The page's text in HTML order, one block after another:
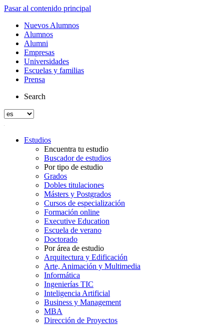
Pasar al contenido principal
Nuevos Alumnos
Alumnos
Alumni
Empresas
Universidades
Escuelas y familias
Prensa
Search
Estudios
Encuentra tu estudio
Buscador de estudios
Por tipo de estudio
Grados
Dobles titulaciones
Másters y Postgrados
Cursos de especialización
Formación online
Executive Education
Escuela de verano
Doctorado
Por área de estudio
Arquitectura y Edificación
Arte, Animación y Multimedia
Informática
Ingenierías TIC
Inteligencia Artificial
Business y Management
MBA
Dirección de Proyectos